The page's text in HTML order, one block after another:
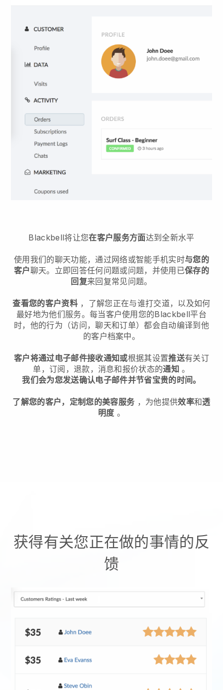
Blackbell将让您在客户服务方面达到全新水平
使用我们的聊天功能，通过网络或智能手机实时与您的
客户聊天。立即回答任何问题或问题，并使用已保存的
回复来回复常见问题。
查看您的客户资料 ，了解您正在与谁打交道，以及如何
最好地为他们服务。每当客户使用您的Blackbell平台
时，他的行为（访问，聊天和订单）都会自动编译到他
的客户档案中。
客户将通过电子邮件接收通知或根据其设置推送有关订
单，订阅，退款，消息和报价状态的通知 。
我们会为您发送确认电子邮件并节省宝贵的时间。
了解您的客户，定制您的美容服务 ，为他提供效率和透
明度 。
获得有关您正在做的事情的反
馈